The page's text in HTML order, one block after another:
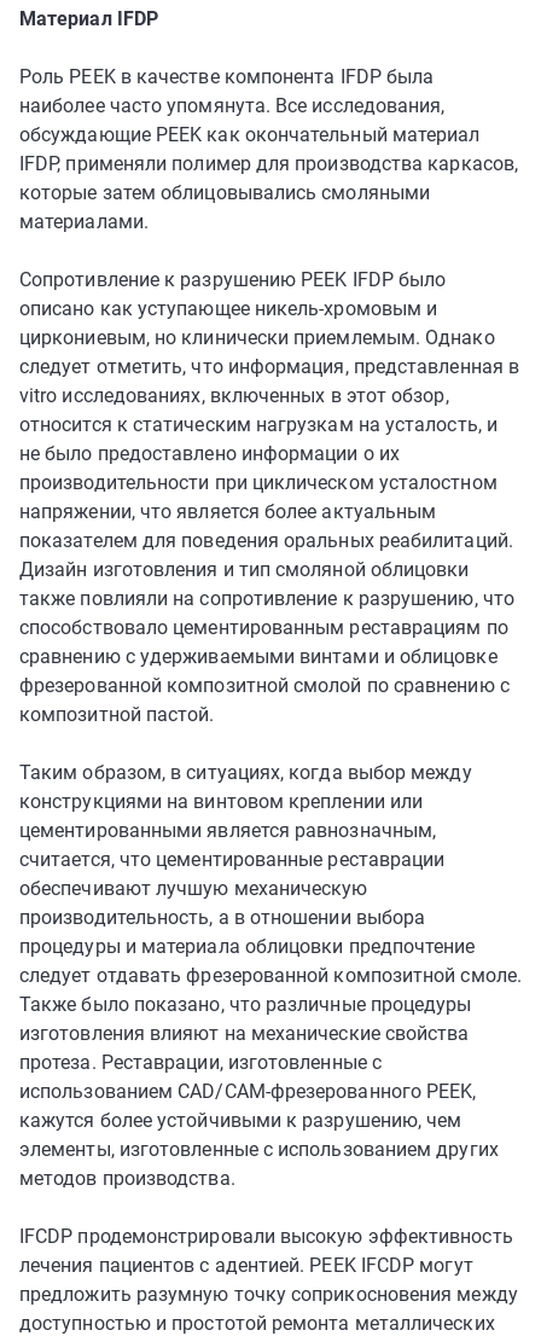
Материал IFDP
Роль PEEK в качестве компонента IFDP была
наиболее часто упомянута. Все исследования,
обсуждающие PEEK как окончательный материал
IFDP, применяли полимер для производства каркасов,
которые затем облицовывались смоляными
материалами.
Сопротивление к разрушению PEEK IFDP было
описано как уступающее никель-хромовым и
циркониевым, но клинически приемлемым. Однако
следует отметить, что информация, представленная в
vitro исследованиях, включенных в этот обзор,
относится к статическим нагрузкам на усталость, и
не было предоставлено информации о их
производительности при циклическом усталостном
напряжении, что является более актуальным
показателем для поведения оральных реабилитаций.
Дизайн изготовления и тип смоляной облицовки
также повлияли на сопротивление к разрушению, что
способствовало цементированным реставрациям по
сравнению с удерживаемыми винтами и облицовке
фрезерованной композитной смолой по сравнению с
композитной пастой.
Таким образом, в ситуациях, когда выбор между
конструкциями на винтовом креплении или
цементированными является равнозначным,
считается, что цементированные реставрации
обеспечивают лучшую механическую
производительность, а в отношении выбора
процедуры и материала облицовки предпочтение
следует отдавать фрезерованной композитной смоле.
Также было показано, что различные процедуры
изготовления влияют на механические свойства
протеза. Реставрации, изготовленные с
использованием CAD/CAM-фрезерованного PEEK,
кажутся более устойчивыми к разрушению, чем
элементы, изготовленные с использованием других
методов производства.
IFCDP продемонстрировали высокую эффективность
лечения пациентов с адентией. PEEK IFCDP могут
предложить разумную точку соприкосновения между
доступностью и простотой ремонта металлических